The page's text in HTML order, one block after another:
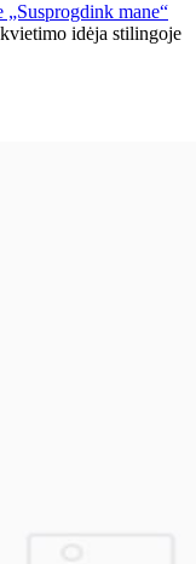
„Susprogdink mane“
idėja stilingoje